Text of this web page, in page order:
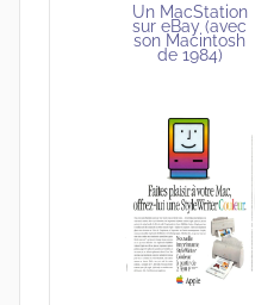
Un MacStation
sur eBay (avec
son Macintosh
de 1984)